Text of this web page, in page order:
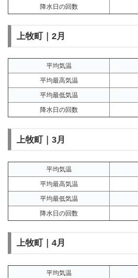
降水日の回数
上牧町｜2月
平均気温
平均最高気温
平均最低気温
降水日の回数
上牧町｜3月
平均気温
平均最高気温
平均最低気温
降水日の回数
上牧町｜4月
平均気温